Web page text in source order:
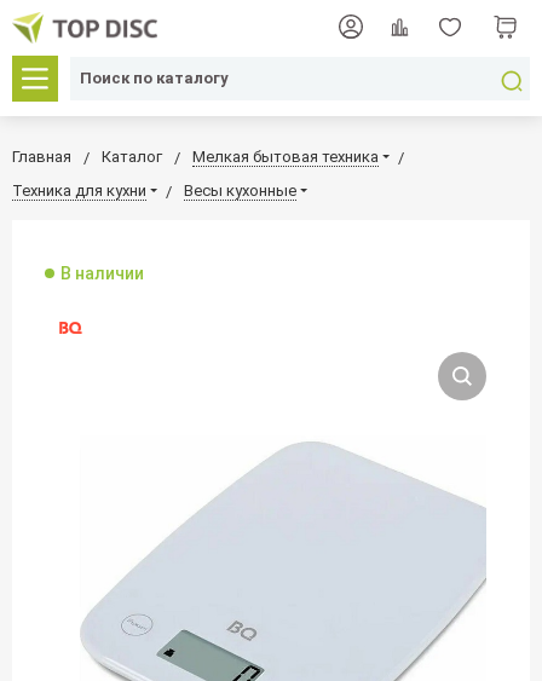
Главная Каталог
Мелкая бытовая техника
Техника для кухни
Весы кухонные
В наличии